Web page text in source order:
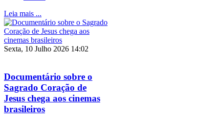
Leia mais ...
Sexta, 10 Julho 2026 14:02
Documentário sobre o
Sagrado Coração de
Jesus chega aos cinemas
brasileiros